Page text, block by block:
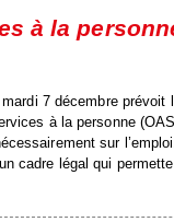
à la
7 décembre prévoit
à la personne (
sur
cadre légal qui